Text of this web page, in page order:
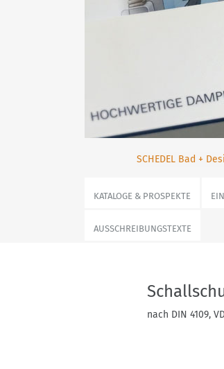
SCHEDEL Bad +
KATALOGE & PROSPEKTE
AUSSCHREIBUNGSTEXTE
nach DIN 4109,